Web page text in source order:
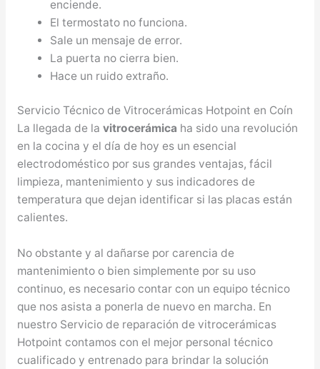
enciende.
El termostato no funciona.
Sale un mensaje de error.
La puerta no cierra bien.
Hace un ruido extraño.
Servicio Técnico de Vitrocerámicas Hotpoint en Coín
La llegada de la vitrocerámica ha sido una revolución
en la cocina y el día de hoy es un esencial
electrodoméstico por sus grandes ventajas, fácil
limpieza, mantenimiento y sus indicadores de
temperatura que dejan identificar si las placas están
calientes.
No obstante y al dañarse por carencia de
mantenimiento o bien simplemente por su uso
continuo, es necesario contar con un equipo técnico
que nos asista a ponerla de nuevo en marcha. En
nuestro Servicio de reparación de vitrocerámicas
Hotpoint contamos con el mejor personal técnico
cualificado y entrenado para brindar la solución